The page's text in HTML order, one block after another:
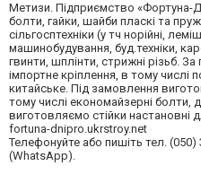
Метизи. Підприємство «Фортуна-
болти, гайки, шайби пласкі та
сільгосптехніки (у тч норійні,
машинобудування, буд.техніки,
гвинти, шплінти, стрижні різьб.
імпортне кріплення, в тому числі
китайське. Під замовлення
тому числі економайзерні болти,
виготовляємо стійки настановні
fortuna-dnipro.ukrstroy.net
Телефонуйте або пишіть тел. (050)
(WhatsApp).